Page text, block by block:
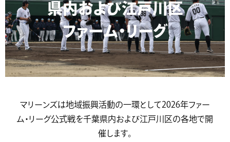
県内および江戸川区
ファーム・リーグ
マリーンズは地域振興活動の一環として2026年ファー
ム・リーグ公式戦を千葉県内および江戸川区の各地で開
催します。